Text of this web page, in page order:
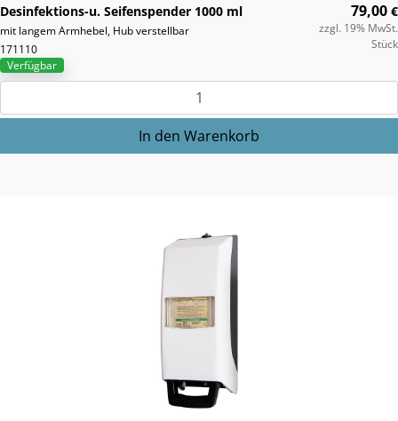
Desinfektions-u. Seifenspender 1000 ml
mit langem Armhebel, Hub verstellbar
171110
79,00 €
zzgl. 19% MwSt.
Stück
Verfügbar